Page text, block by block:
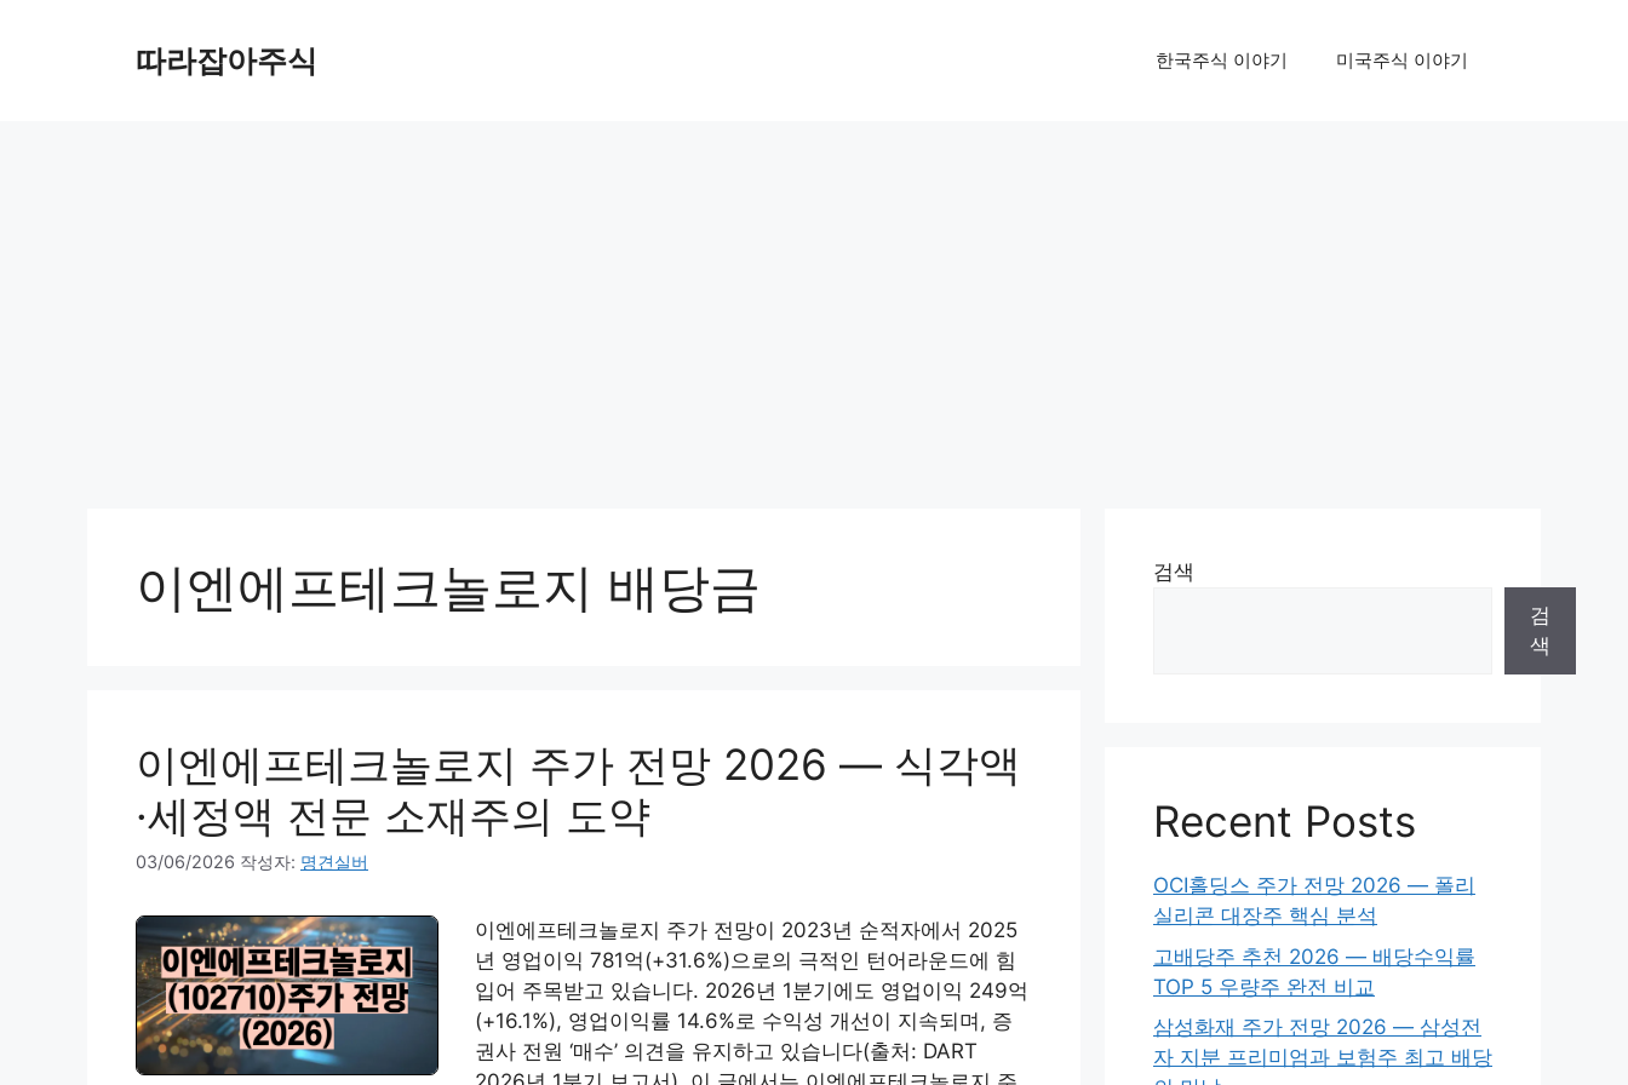
따라잡아주식 한국주식 이야기 미국주식 이야기
이엔에프테크놀로지 배당금
이엔에프테크놀로지 주가 전망 2026 — 식각액
·세정액 전문 소재주의 도약
03/06/2026 작성자: 명견실버
이엔에프테크놀로지 주가 전망이 2023년 순적자에서 2025
년 영업이익 781억(+31.6%)으로의 극적인 턴어라운드에 힘
입어 주목받고 있습니다. 2026년 1분기에도 영업이익 249억
(+16.1%), 영업이익률 14.6%로 수익성 개선이 지속되며, 증
권사 전원 ‘매수’ 의견을 유지하고 있습니다(출처: DART
검색
검
색
Recent Posts
OCI홀딩스 주가 전망 2026 — 폴리
실리콘 대장주 핵심 분석
고배당주 추천 2026 — 배당수익률
TOP 5 우량주 완전 비교
삼성화재 주가 전망 2026 — 삼성전
자 지분 프리미엄과 보험주 최고 배당